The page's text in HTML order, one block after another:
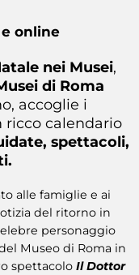
online
nei Musei,
di Roma
accoglie i
ricco calendario
spettacoli,
alle famiglie e ai
del ritorno in
personaggio
Museo di Roma in
spettacolo Il Dottor